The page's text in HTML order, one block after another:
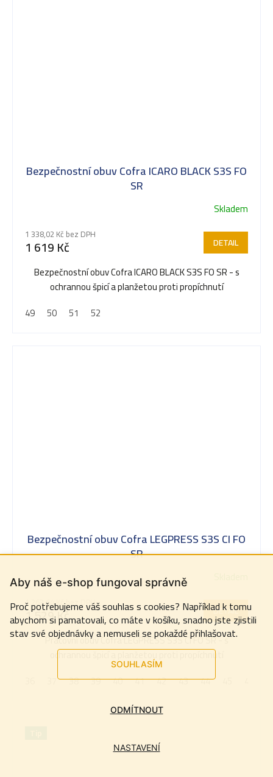
Aby náš e-shop fungoval správně
Proč potřebujeme váš souhlas s cookies? Například k tomu
abychom si pamatovali, co máte v košíku, snadno jste zjistili
stav své objednávky a nemuseli se pokaždé přihlašovat.
SOUHLASÍM
NASTAVENÍ
ODMÍTNOUT
Bezpečnostní obuv Cofra ICARO BLACK S3S FO
SR
Skladem
1 338,02 Kč bez DPH
1 619 Kč DETAIL
Bezpečnostní obuv Cofra ICARO BLACK S3S FO SR - s
ochrannou špicí a planžetou proti propíchnutí
49
50 51 52
Bezpečnostní obuv Cofra LEGPRESS S3S CI FO
SR
1 263,64 Kč bez DPH
1 529 Kč DETAIL
Pracovní obuv Cofra LEGPRESS S3S CI FO SR - s
ochrannou špicí a planžetou proti propíchnutí
38 39 40 41 42 43 44